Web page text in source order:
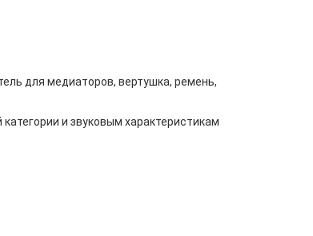
для медиаторов, вертушка, ремень,
и звуковым характеристикам